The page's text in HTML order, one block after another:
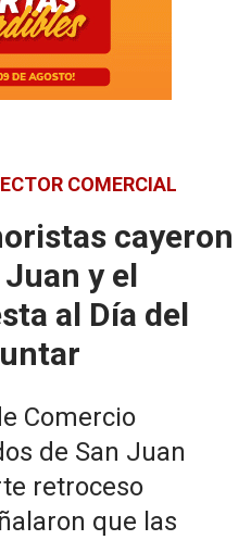
COMERCIAL
cayeron
Juan y el
al Día del
Comercio
de San Juan
retroceso
que las